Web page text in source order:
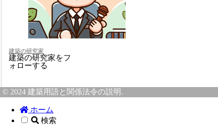
建築の研究家
建築の研究家をフ
ォローする
© 2024 建築用語と関係法令の説明.
ホーム
検索